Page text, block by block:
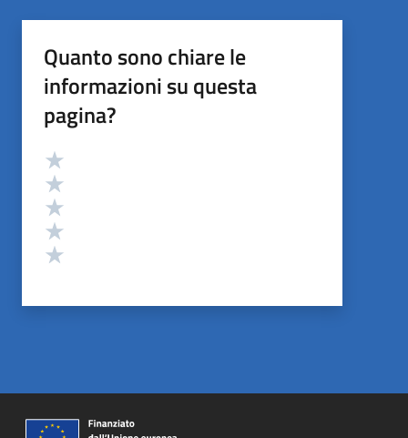
Quanto sono chiare le
informazioni su questa
pagina?
Valutazione